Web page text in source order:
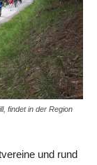
findet in der Region
und rund